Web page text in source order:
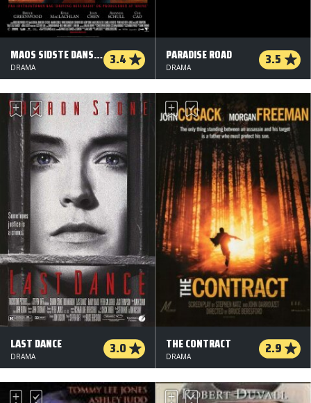
MAOS SIDSTE DANSER 3.4
DRAMA
PARADISE ROAD 3.5
DRAMA
LAST DANCE 3.0
DRAMA
THE CONTRACT 2.9
DRAMA